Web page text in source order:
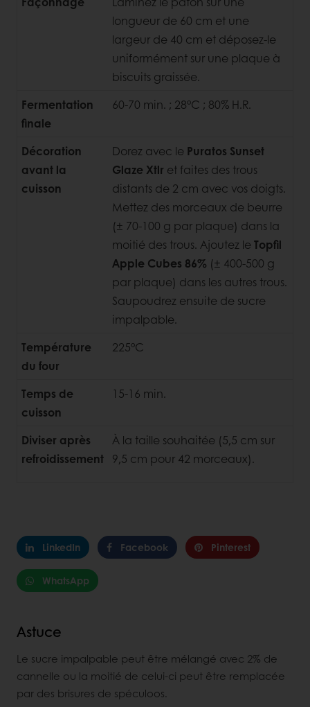
longueur de 60 cm et une
largeur de 40 cm et déposez-le
uniformément sur une plaque à
biscuits graissée.
Fermentation
finale
60-70 min. ; 28°C ; 80% H.R.
Décoration
avant la
cuisson
Dorez avec le Puratos Sunset
Glaze Xtlr et faites des trous
distants de 2 cm avec vos doigts.
Mettez des morceaux de beurre
(± 70-100 g par plaque) dans la
moitié des trous. Ajoutez le Topfil
Apple Cubes 86% (± 400-500 g
par plaque) dans les autres trous.
Saupoudrez ensuite de sucre
impalpable.
Température
du four
225°C
Temps de
cuisson
15-16 min.
Diviser après
refroidissement
À la taille souhaitée (5,5 cm sur
9,5 cm pour 42 morceaux).
LinkedIn Facebook Pinterest
WhatsApp
Astuce
Le sucre impalpable peut être mélangé avec 2% de
cannelle ou la moitié de celui-ci peut être remplacée
par des brisures de spéculoos.